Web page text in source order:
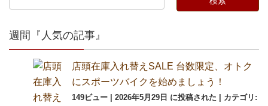
週間『人気の記事』
店頭在庫入れ替えSALE 台数限定、オトク
にスポーツバイクを始めましょう！
149ビュー 2026年5月29日 に投稿された
カテゴリ: